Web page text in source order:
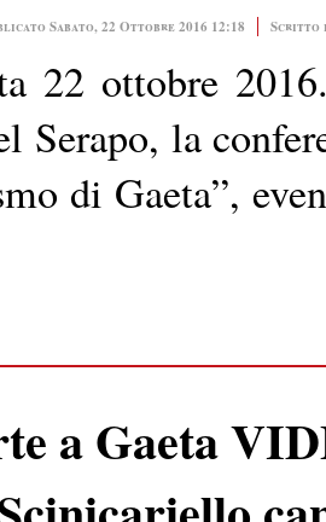
Sabato, 22 Ottobre 2016 12:18 Scritto
22 ottobre
Serapo, la
di Gaeta”,
a Gaeta